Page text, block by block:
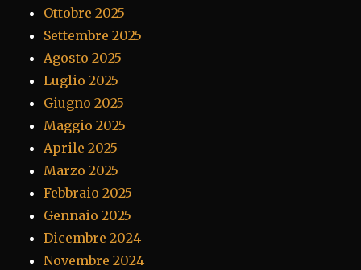
Ottobre 2025
Settembre 2025
Agosto 2025
Luglio 2025
Giugno 2025
Maggio 2025
Aprile 2025
Marzo 2025
Febbraio 2025
Gennaio 2025
Dicembre 2024
Novembre 2024